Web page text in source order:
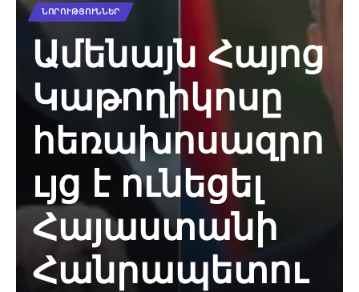
ՆՈՐՈՒԹՅՈՒՆՆԵՐ
Ամենայն Հայոց
Կաթողիկոսը
հեռախոսազրո
ւյց է ունեցել
Հայաստանի
Հանրապետու